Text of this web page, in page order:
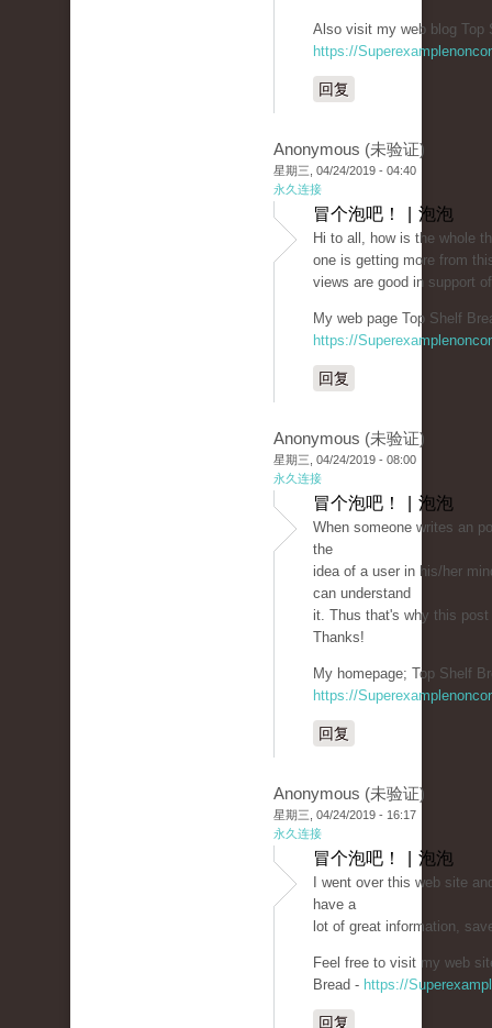
Also visit my web blog Top
https://
回复
Anonymous (未验证)
星期三, 04/24/2019 - 04:40
永久连接
冒个泡吧！ | 泡泡
Hi to all, how is the whole
one is getting more from
views are good in support
My web page Top Shelf
https://
回复
Anonymous (未验证)
星期三, 04/24/2019 - 08:00
永久连接
冒个泡吧！ | 泡泡
When someone writes an
the
idea of a user in his/her
can understand
it. Thus that's why this
Thanks!
My homepage; Top Shelf
https://
回复
Anonymous (未验证)
星期三, 04/24/2019 - 16:17
永久连接
冒个泡吧！ | 泡泡
I went over this web site
have a
lot of great information,
Feel free to visit my web
Bread - https://
回复